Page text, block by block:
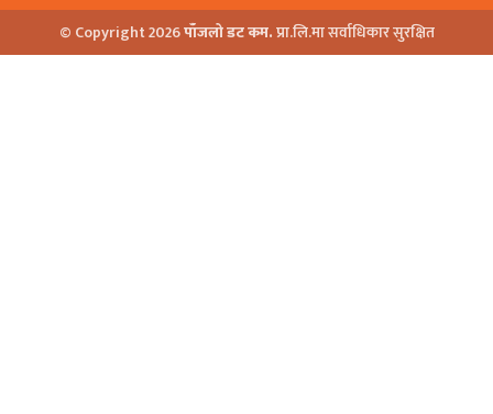
© Copyright 2026पाँजलो डट कम.प्रा.लि.मा सर्वाधिकार सुरक्षित